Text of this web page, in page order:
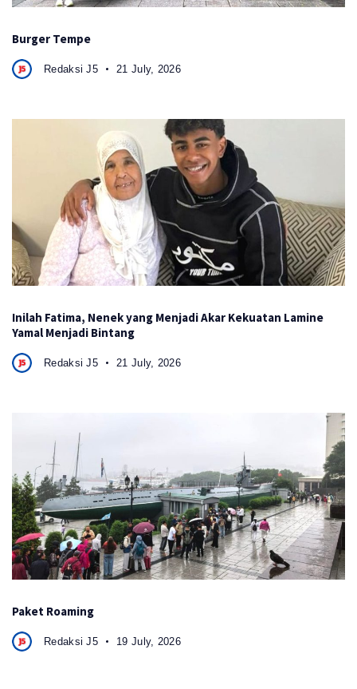
Burger Tempe
Redaksi J5 21 July, 2026
Inilah Fatima, Nenek yang Menjadi Akar Kekuatan Lamine
Yamal Menjadi Bintang
Redaksi J5 21 July, 2026
Paket Roaming
Redaksi J5 19 July, 2026